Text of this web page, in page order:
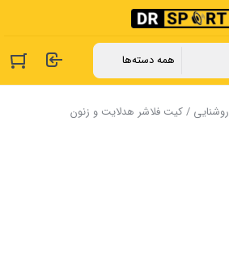
روشنایی / کیت فلاشر هدلایت و زنون